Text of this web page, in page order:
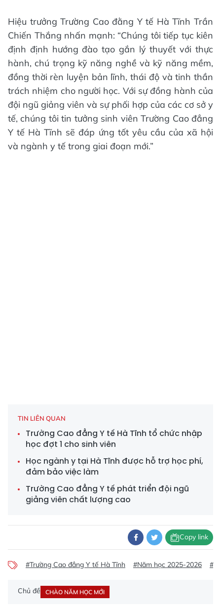
Hiệu trưởng Trường Cao đằng Y tế Hà Tĩnh Trần
Chiến Thắng nhấn mạnh: “Chúng tôi tiếp tục kiên
định định hướng đào tạo gắn lý thuyết với thực
hành, chú trọng kỹ năng nghề và kỹ năng mềm,
đồng thời rèn luyện bản lĩnh, thái độ và tinh thần
trách nhiệm cho người học. Với sự đồng hành của
đội ngũ giảng viên và sự phối hợp của các cơ sở y
tế, chúng tôi tin tưởng sinh viên Trường Cao đẳng
Y tế Hà Tĩnh sẽ đáp ứng tốt yêu cầu của xã hội
và ngành y tế trong giai đoạn mới.”
TIN LIÊN QUAN
Trường Cao đẳng Y tế Hà Tĩnh tổ chức nhập
học đợt 1 cho sinh viên
Học ngành y tại Hà Tĩnh được hỗ trợ học phí,
đảm bảo việc làm
Trường Cao đẳng Y tế phát triển đội ngũ
giảng viên chất lượng cao
Copy link
#Trường Cao đẳng Y tế Hà Tĩnh #Năm học 2025-2026
Chủ đề CHÀO NĂM HỌC MỚI